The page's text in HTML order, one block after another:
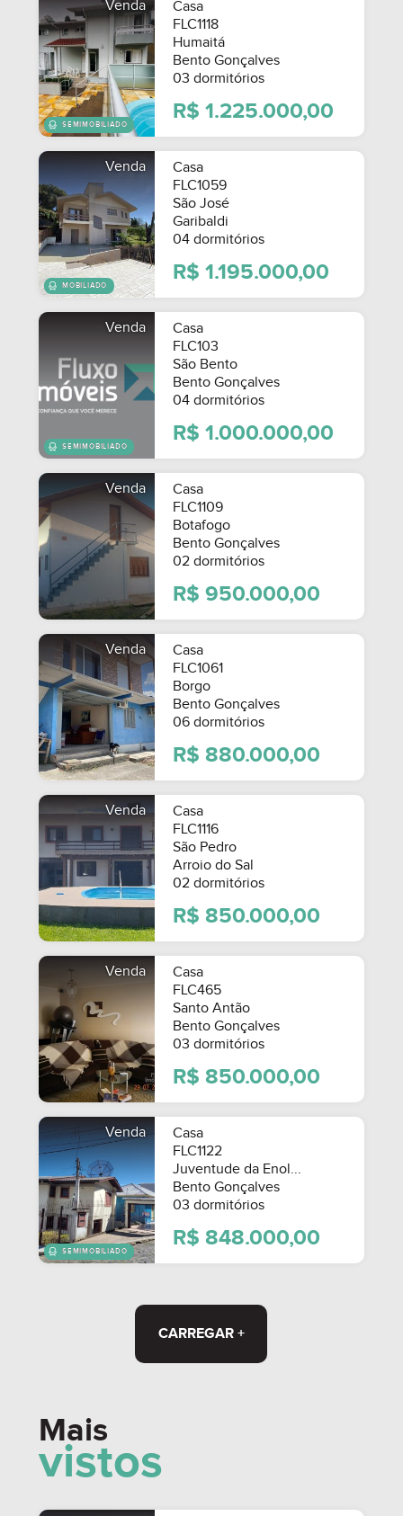
SEMIMOBILIADO
SEMIMOBILIADO
Venda
Casa
FLC1118
Humaitá
Bento Gonçalves
03 dormitórios
R$ 1.225.000,00
MOBILIADO
Venda
Casa
FLC1059
São José
Garibaldi
04 dormitórios
R$ 1.195.000,00
SEMIMOBILIADO
Venda
Casa
FLC103
São Bento
Bento Gonçalves
04 dormitórios
R$ 1.000.000,00
Venda
Casa
FLC1109
Botafogo
Bento Gonçalves
02 dormitórios
R$ 950.000,00
Venda
Casa
FLC1061
Borgo
Bento Gonçalves
06 dormitórios
R$ 880.000,00
Venda
Casa
FLC1116
São Pedro
Arroio do Sal
02 dormitórios
R$ 850.000,00
Venda
Casa
FLC465
Santo Antão
Bento Gonçalves
03 dormitórios
R$ 850.000,00
Venda
Casa
FLC1122
Juventude da Enol...
Bento Gonçalves
03 dormitórios
R$ 848.000,00
CARREGAR +
Mais
vistos